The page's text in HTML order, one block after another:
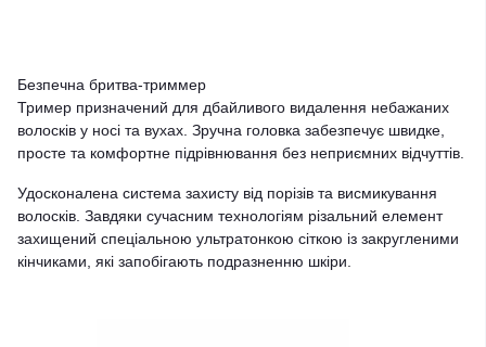
Безпечна бритва-триммер
Тример призначений для дбайливого видалення небажаних
волосків у носі та вухах. Зручна головка забезпечує швидке,
просте та комфортне підрівнювання без неприємних відчуттів.
Удосконалена система захисту від порізів та висмикування
волосків. Завдяки сучасним технологіям різальний елемент
захищений спеціальною ультратонкою сіткою із закругленими
кінчиками, які запобігають подразненню шкіри.